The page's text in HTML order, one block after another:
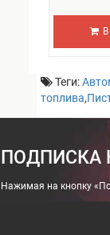
Теги:
топлива,
ПОДПИСКА
Нажимая на кнопку